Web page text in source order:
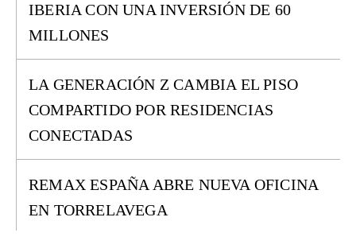
IBERIA CON UNA INVERSIÓN DE 60
MILLONES
LA GENERACIÓN Z CAMBIA EL PISO
COMPARTIDO POR RESIDENCIAS
CONECTADAS
REMAX ESPAÑA ABRE NUEVA OFICINA
EN TORRELAVEGA